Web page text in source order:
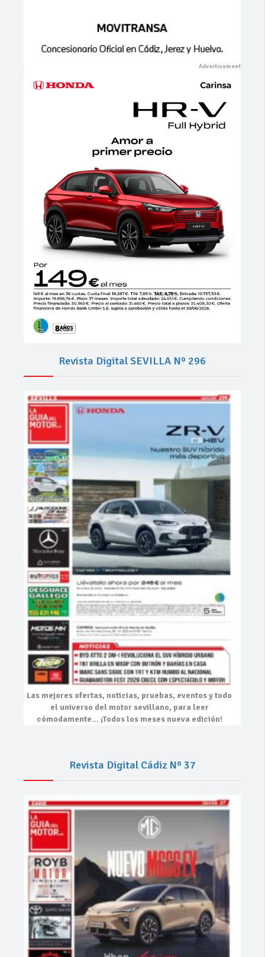
Revista Digital SEVILLA Nº 296
Las mejores ofertas, noticias, pruebas, eventosy todo
el universo del motor sevillano, para leer
cómodamente… ¡Todos los meses nueva edición!
Revista Digital Cádiz Nº 37